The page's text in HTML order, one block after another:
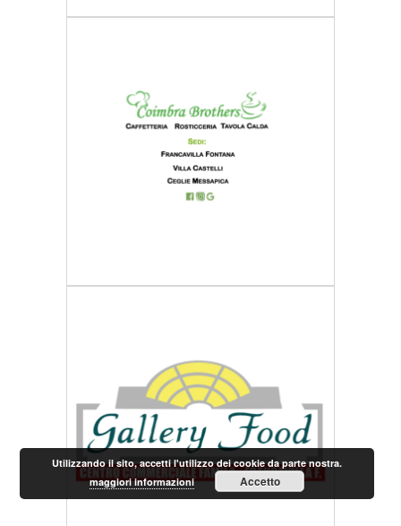
Utilizzando il sito, accetti l'utilizzo dei cookie da parte nostra.
maggiori informazioni
Accetto